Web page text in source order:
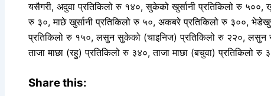
यसैगरी, अदुवा प्रतिकिलो रु १४०, सुकेको खुर्सानी प्रतिकिलो रु ५००,
रु ३०, माछे खुर्सानी प्रतिकिलो रु ५०, अकबरे प्रतिकिलो रु ३००,
प्रतिकिलो रु १५०, लसुन सुकेको (चाइनिज) प्रतिकिलो रु २२०, लसुन
ताजा माछा (रहु) प्रतिकिलो रु ३४०, ताजा माछा (बचुवा) प्रतिकिलो रु
Share this: